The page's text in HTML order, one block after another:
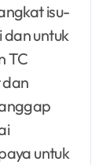
isu-
dan untuk
TC
dan
untuk